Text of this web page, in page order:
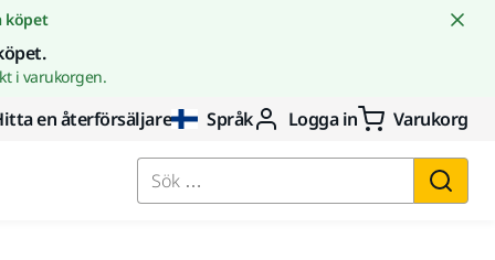
köpet
i varukorgen.
en återförsäljare Språk Logga in Varukorg
Sök …